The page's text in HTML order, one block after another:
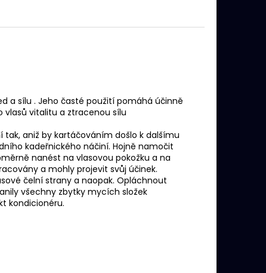
a sílu . Jeho časté použití pomáhá účinně
vlasů vitalitu a ztracenou sílu
tak, aniž by kartáčováním došlo k dalšímu
kadeřnického náčiní. Hojně namočit
nanést na vlasovou pokožku a na
a mohly projevit svůj účinek.
čelní strany a naopak. Opláchnout
všechny zbytky mycích složek
kondicionéru.